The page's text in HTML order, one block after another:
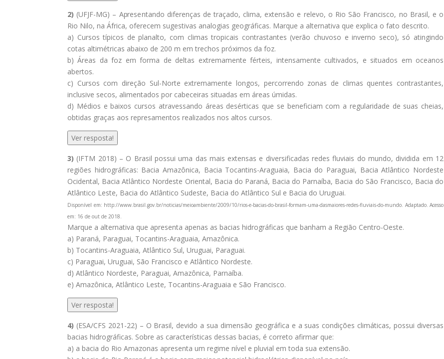
2) (UFJF-MG) – Apresentando diferenças de traçado, clima, extensão e relevo, o Rio São Francisco, no Brasil, e o
Rio Nilo, na África, oferecem sugestivas analogias geográficas. Marque a alternativa que explica o fato descrito.
a) Cursos típicos de planalto, com climas tropicais contrastantes (verão chuvoso e inverno seco), só atingindo
cotas altimétricas abaixo de 200 m em trechos próximos da foz.
b) Áreas da foz em forma de deltas extremamente férteis, intensamente cultivados, e situados em oceanos
abertos.
c) Cursos com direção Sul-Norte extremamente longos, percorrendo zonas de climas quentes contrastantes,
inclusive secos, alimentados por cabeceiras situadas em áreas úmidas.
d) Médios e baixos cursos atravessando áreas desérticas que se beneficiam com a regularidade de suas cheias,
obtidas graças aos represamentos realizados nos altos cursos.
Ver resposta!
3) (IFTM 2018) – O Brasil possui uma das mais extensas e diversificadas redes fluviais do mundo, dividida em 12
regiões hidrográficas: Bacia Amazônica, Bacia Tocantins-Araguaia, Bacia do Paraguai, Bacia Atlântico Nordeste
Ocidental, Bacia Atlântico Nordeste Oriental, Bacia do Paraná, Bacia do Parnaíba, Bacia do São Francisco, Bacia do
Atlântico Leste, Bacia do Atlântico Sudeste, Bacia do Atlântico Sul e Bacia do Uruguai.
Disponível em: http://www.brasil.gov.br/noticias/meioambiente/2009/10/rios-e-bacias-do-brasil-formam-uma-dasmaiores-redes-fluviais-do-mundo. Adaptado. Acesso
em: 16 de out de 2018.
Marque a alternativa que apresenta apenas as bacias hidrográficas que banham a Região Centro-Oeste.
a) Paraná, Paraguai, Tocantins-Araguaia, Amazônica.
b) Tocantins-Araguaia, Atlântico Sul, Uruguai, Paraguai.
c) Paraguai, Uruguai, São Francisco e Atlântico Nordeste.
d) Atlântico Nordeste, Paraguai, Amazônica, Parnaíba.
e) Amazônica, Atlântico Leste, Tocantins-Araguaia e São Francisco.
Ver resposta!
4) (ESA/CFS 2021-22) – O Brasil, devido a sua dimensão geográfica e a suas condições climáticas, possui diversas
bacias hidrográficas. Sobre as características dessas bacias, é correto afirmar que:
a) a bacia do Rio Amazonas apresenta um regime nível e pluvial em toda sua extensão.